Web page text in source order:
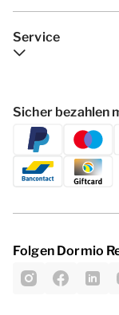
Service
Sicher bezahlen
Folgen Dormio